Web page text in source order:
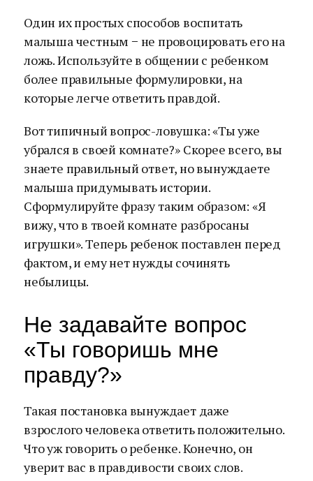
Один их простых способов воспитать
малыша честным − не провоцировать его на
ложь. Используйте в общении с ребенком
более правильные формулировки, на
которые легче ответить правдой.
Вот типичный вопрос-ловушка: «Ты уже
убрался в своей комнате?» Скорее всего, вы
знаете правильный ответ, но вынуждаете
малыша придумывать истории.
Сформулируйте фразу таким образом: «Я
вижу, что в твоей комнате разбросаны
игрушки». Теперь ребенок поставлен перед
фактом, и ему нет нужды сочинять
небылицы.
Не задавайте вопрос
«Ты говоришь мне
правду?»
Такая постановка вынуждает даже
взрослого человека ответить положительно.
Что уж говорить о ребенке. Конечно, он
уверит вас в правдивости своих слов.